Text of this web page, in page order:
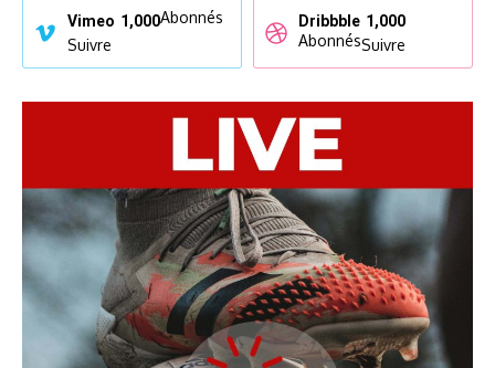
Vimeo 1,000Abonnés
Suivre
Dribbble 1,000
AbonnésSuivre